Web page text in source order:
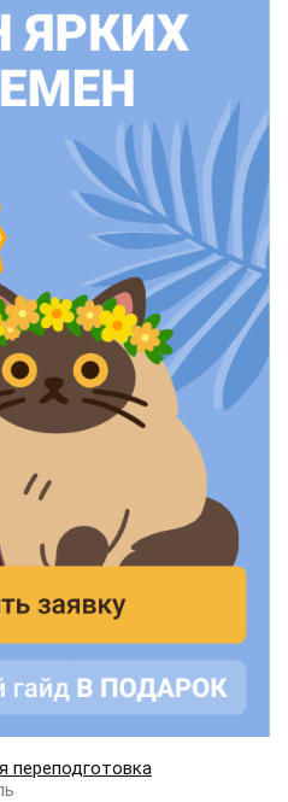
переподготовка